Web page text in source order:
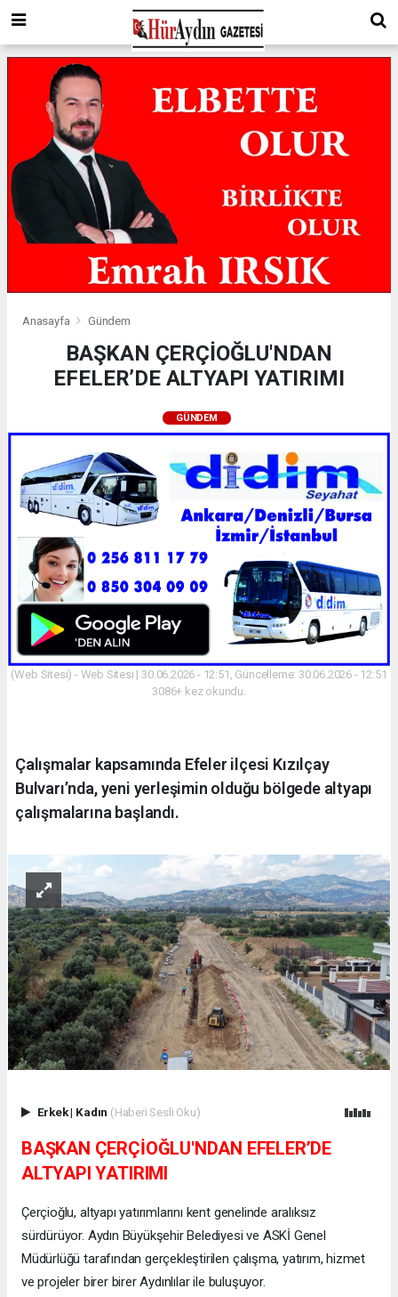
Anasayfa Gündem
BAŞKAN ÇERÇİOĞLU'NDAN
EFELER’DE ALTYAPI YATIRIMI
GÜNDEM
(Web Sitesi) - Web Sitesi | 30.06.2026 - 12:51, Güncelleme: 30.06.2026 - 12:51
3086+ kez okundu.
Çalışmalar kapsamında Efeler ilçesi Kızılçay
Bulvarı’nda, yeni yerleşimin olduğu bölgede altyapı
çalışmalarına başlandı.
Erkek| Kadın (Haberi Sesli Oku)
BAŞKAN ÇERÇİOĞLU'NDAN EFELER’DE
ALTYAPI YATIRIMI
Çerçioğlu, altyapı yatırımlarını kent genelinde aralıksız
sürdürüyor. Aydın Büyükşehir Belediyesi ve ASKİ Genel
Müdürlüğü tarafından gerçekleştirilen çalışma, yatırım, hizmet
ve projeler birer birer Aydınlılar ile buluşuyor.